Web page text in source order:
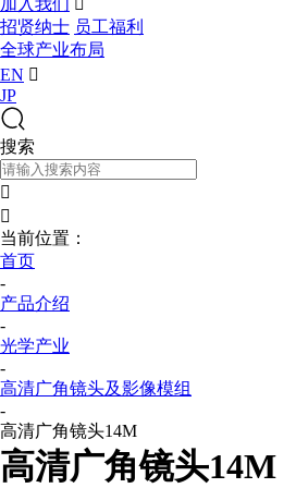
加入我们
招贤纳士 员工福利
全球产业布局
EN 
JP
搜索


当前位置：
首页
-
产品介绍
-
光学产业
-
高清广角镜头及影像模组
-
高清广角镜头14M
高清广角镜头14M